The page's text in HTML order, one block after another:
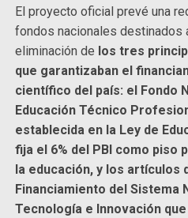
El proyecto oficial prevé una
fondos nacionales destinados
eliminación de los tres
que garantizaban el
científico del país: el Fondo
Educación Técnico
establecida en la Ley de
fija el 6% del PBI como piso
la educación, y los artículos
Financiamiento del Sistema
Tecnología e Innovación